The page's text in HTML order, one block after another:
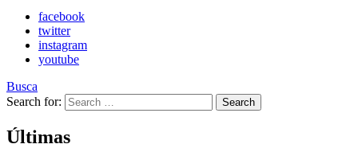
facebook
twitter
instagram
youtube
Busca
Search for:
Search
Últimas